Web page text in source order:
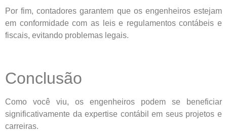
Por fim, contadores garantem que os engenheiros estejam
em conformidade com as leis e regulamentos contábeis e
fiscais, evitando problemas legais.
Conclusão
Como você viu, os engenheiros podem se beneficiar
significativamente da expertise contábil em seus projetos e
carreiras.